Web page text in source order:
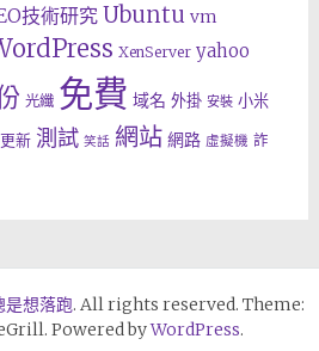
技術研究 Ubuntu vm
XenServer yahoo
光纖 免費 域名 外掛 安裝 小米
更新 測試 笑話 網站 網路 虛擬機 詐
是想落跑. All rights reserved. Theme:
Powered byWordPress.